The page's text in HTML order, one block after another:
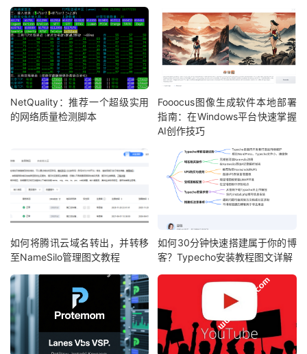
NetQuality：推荐一个超级实用
的网络质量检测脚本
Fooocus图像生成软件本地部署
指南：在Windows平台快速掌握
AI创作技巧
如何将腾讯云域名转出，并转移
至NameSilo管理图文教程
如何30分钟快速搭建属于你的博
客？Typecho安装教程图文详解